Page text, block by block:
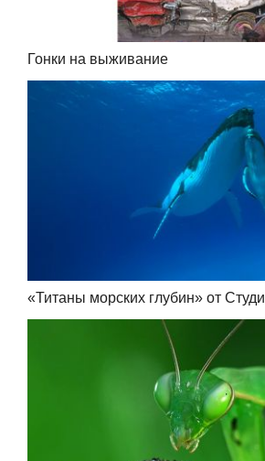
Гонки на выживание
«Титаны морских глубин» от